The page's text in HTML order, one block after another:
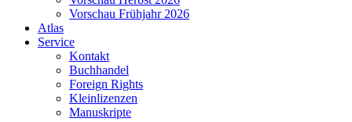
Vorschau Frühjahr 2026
Atlas
Service
Kontakt
Buchhandel
Foreign Rights
Kleinlizenzen
Manuskripte